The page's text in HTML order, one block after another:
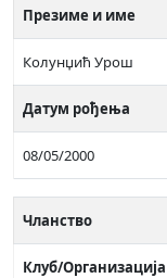
Презиме и име
Колунџић Урош
Датум рођења
08/05/2000
Чланство
Клуб/Организација